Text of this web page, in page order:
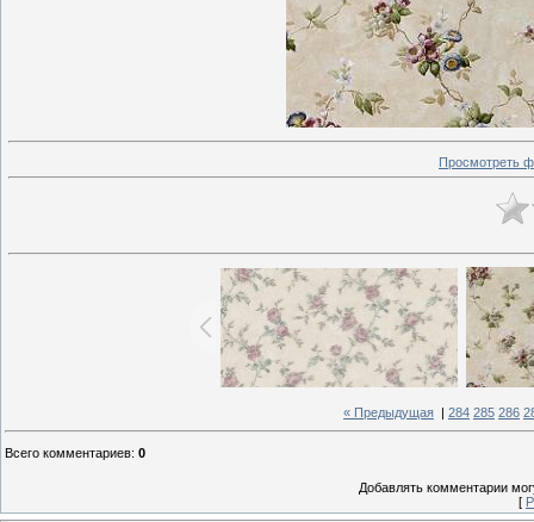
Просмотреть
« Предыдущая 284 285 286
Всего комментариев: 0
Добавлять комментарии
[